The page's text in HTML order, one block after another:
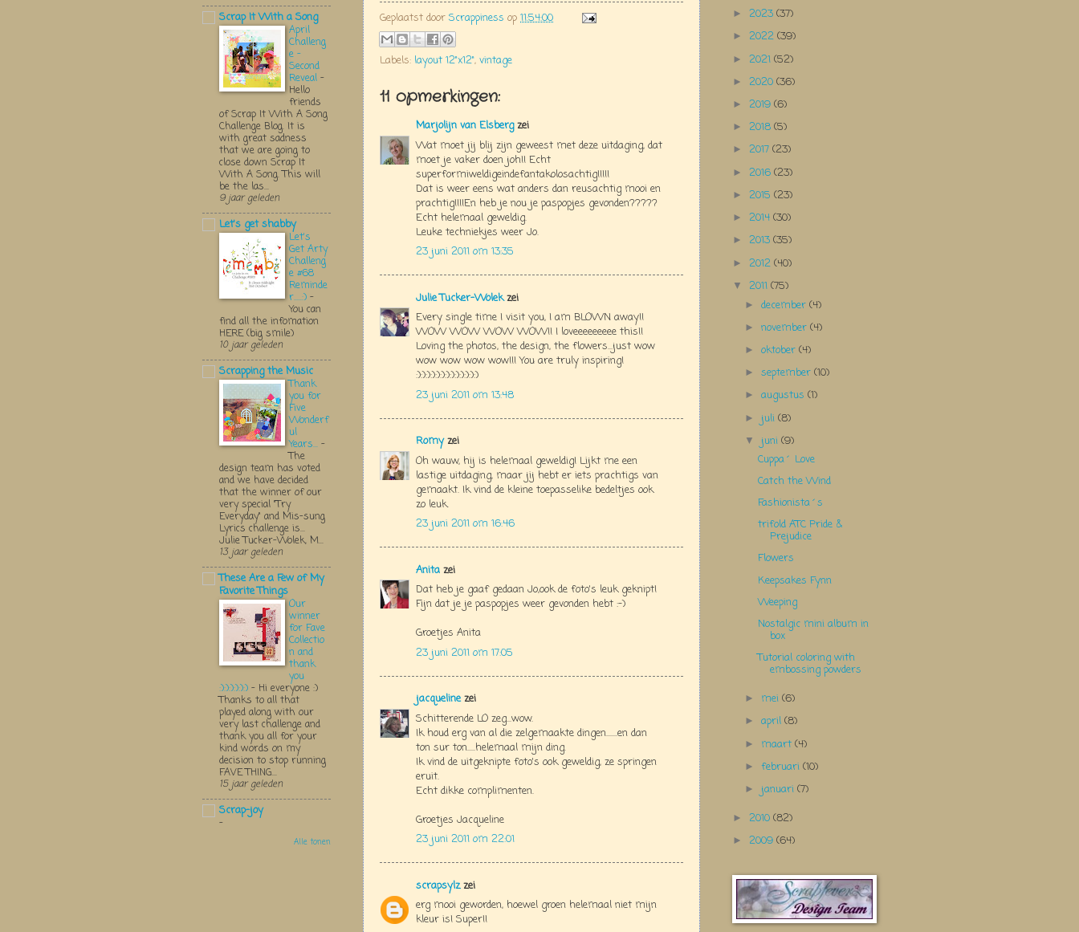
Geplaatst door Scrappiness op 11:54:00
Labels: layout 12"x12", vintage
11 opmerkingen:
Marjolijn van Elsbergzei
Wat moet jij blij zijn geweest met deze uitdaging, dat
moet je vaker doen joh!! Echt
superformiweldigeindefantakolosachtig!!!!!
Dat is weer eens wat anders dan reusachtig mooi en
prachtig!!!!En heb je nou je paspopjes gevonden?????
Echt helemaal geweldig.
Leuke techniekjes weer Jo.
23 juni 2011 om 13:35
Julie Tucker-Wolekzei
Every single time I visit you, I am BLOWN away!!
WOW WOW WOW WOW!! I loveeeeeeeee this!!
Loving the photos, the design, the flowers...just wow
wow wow wow wow!!! You are truly inspiring!
:):):):):):):):):):):):):)
23 juni 2011 om 13:48
Romyzei
Oh wauw, hij is helemaal geweldig! Lijkt me een
lastige uitdaging, maar jij hebt er iets prachtigs van
gemaakt. Ik vind de kleine toepasselike bedeltjes ook
zo leuk.
23 juni 2011 om 16:46
Anita zei
Dat heb je gaaf gedaan Jo,ook de foto's leuk geknipt!
Fijn dat je je paspopjes weer gevonden hebt :-)
Groetjes Anita
23 juni 2011 om 17:05
jacquelinezei
Schitterende LO zeg...wow.
Ik houd erg van al die zelgemaakte dingen.......en dan
ton sur ton.....helemaal mijn ding.
Ik vind de uitgeknipte foto's ook geweldig, ze springen
eruit.
Echt dikke complimenten.
Groetjes Jacqueline
23 juni 2011 om 22:01
scrapsylzzei
erg mooi geworden, hoewel groen helemaal niet mijn
kleur is! Super!!
Scrap It With a Song
April
Challeng
e -
Second
Reveal -
Hello
friends
of Scrap It With A Song
Challenge Blog. It is
with great sadness
that we are going to
close down Scrap It
With A Song. This will
be the las...
9 jaar geleden
Let's get shabby
Let's
Get Arty
Challeng
e #68
Reminde
r.....:) -
You can
find all the infomation
HERE (big smile)
10 jaar geleden
Scrapping the Music
Thank
you for
Five
Wonderf
ul
Years... -
The
design team has voted
and we have decided
that the winner of our
very special "Try
Everyday" and Mis-sung
Lyrics challenge is...
Julie Tucker-Wolek, M...
13 jaar geleden
These Are a Few of My
Favorite Things
Our
winner
for Fave
Collectio
n and
thank
you
:):):):):):) - Hi everyone :)
Thanks to all that
played along with our
very last challenge and
thank you all for your
kind words on my
decision to stop running
FAVE THING...
15 jaar geleden
Scrap-joy
-
Alle tonen
► 2023 (37)
► 2022 (39)
► 2021 (52)
► 2020 (36)
► 2019 (6)
► 2018 (5)
► 2017 (23)
► 2016 (23)
► 2015 (23)
► 2014 (30)
► 2013 (35)
► 2012 (40)
▼ 2011 (75)
►december(4)
►november(4)
►oktober(4)
►september(10)
►augustus(1)
► juli(8)
▼ juni(9)
Cuppa´ Love
Catch the Wind
Fashionista´s
trifold ATC Pride &
Prejudice
Flowers
Keepsakes Fynn
Weeping
Nostalgic mini album in
box
Tutorial coloring with
embossing powders
► mei(6)
►april(8)
► maart(4)
►februari(10)
► januari(7)
► 2010 (82)
► 2009 (64)